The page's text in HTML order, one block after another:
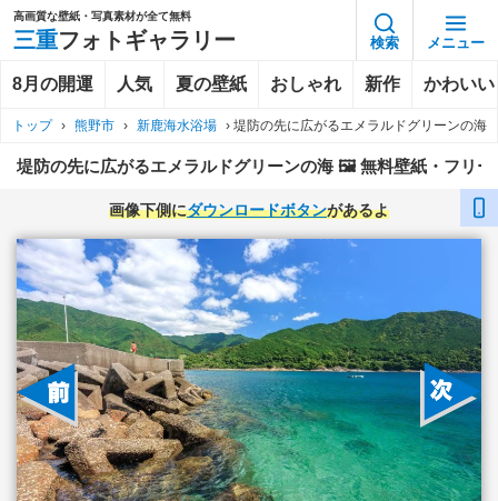
高画質な壁紙・写真素材が全て無料
三重フォトギャラリー 検索 メニュー
8月の開運 人気 夏の壁紙 おしゃれ 新作 かわいい
トップ › 熊野市 › 新鹿海水浴場 › 堤防の先に広がるエメラルドグリーンの海
堤防の先に広がるエメラルドグリーンの海 🖼️ 無料壁紙・フリー
画像下側にダウンロードボタンがあるよ